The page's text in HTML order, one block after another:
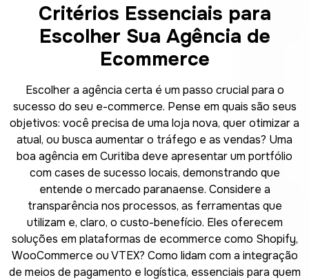
Critérios Essenciais para
Escolher Sua Agência de
Ecommerce
Escolher a agência certa é um passo crucial para o
sucesso do seu e-commerce. Pense em quais são seus
objetivos: você precisa de uma loja nova, quer otimizar a
atual, ou busca aumentar o tráfego e as vendas? Uma
boa agência em Curitiba deve apresentar um portfólio
com cases de sucesso locais, demonstrando que
entende o mercado paranaense. Considere a
transparência nos processos, as ferramentas que
utilizam e, claro, o custo-benefício. Eles oferecem
soluções em plataformas de ecommerce como Shopify,
WooCommerce ou VTEX? Como lidam com a integração
de meios de pagamento e logística, essenciais para quem